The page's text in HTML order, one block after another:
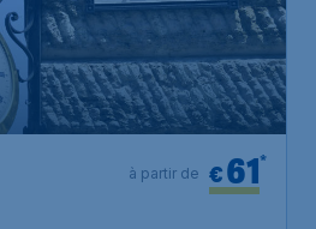
€61*
à partir de